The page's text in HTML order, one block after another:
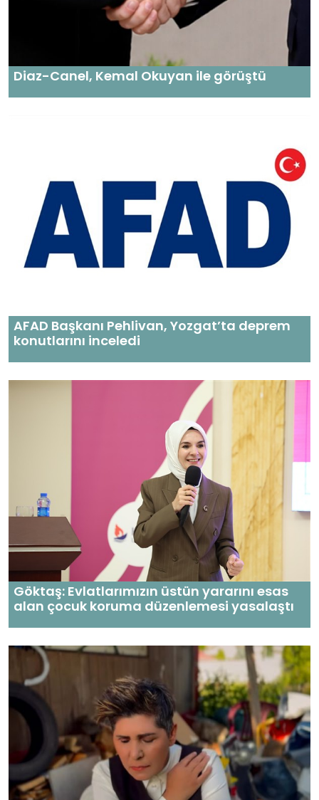
Diaz-Canel, Kemal Okuyan ile görüştü
AFAD Başkanı Pehlivan, Yozgat’ta deprem
konutlarını inceledi
Göktaş: Evlatlarımızın üstün yararını esas
alan çocuk koruma düzenlemesi yasalaştı